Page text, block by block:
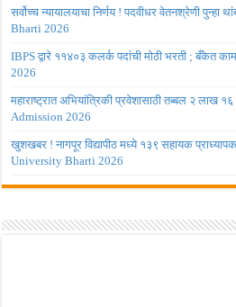
सर्वोच्च न्यायालयाचा निर्णय ! पदवीधर वेतनश्रेणी पुन्हा
Bharti 2026
IBPS द्वारे ११४०३ कलर्क पदांची मोठी भरती ; बँकेत
2026
महाराष्ट्रात अभियांत्रिकी प्रवेशासाठी तब्बल २ लाख
Admission 2026
खुशखबर ! नागपूर विद्यापीठ मध्ये १३९ सहायक
University Bharti 2026